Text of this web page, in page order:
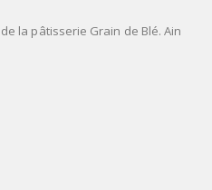
la pâtisserie Grain de Blé. Ain